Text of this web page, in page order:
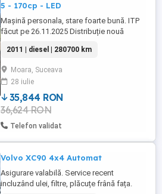
5 - 170cp - LED
Mașină personala, stare foarte bună. ITP
făcut pe 26.11.2025 Distribuție nouă
pe 22.05.2026 Dotări: - Cutie automată
DSG 6+1 trepte - 4x4 - 4 Motion -
climatizare pe două zone - Faruri bixenon
adaptive - senzori parcare față + spate -
parbriz încălzit - oglinzi ...
2011 | diesel | 280700 km
Moara, Suceava
28 iulie
35,844 RON
36,624 RON
Telefon validat
Volvo XC90 4x4 Automat
Asigurare valabilă. Service recent
incluzând ulei, filtre, plăcuțe frână fața.